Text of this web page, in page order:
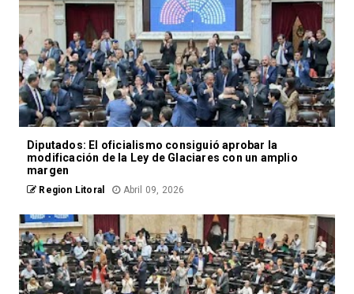
Diputados: El oficialismo consiguió aprobar la
modificación de la Ley de Glaciares con un amplio
margen
Region Litoral Abril 09, 2026